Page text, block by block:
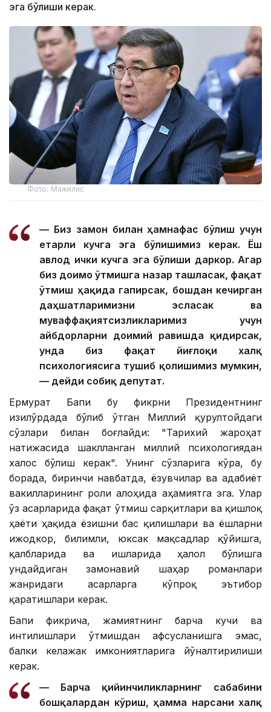
эга бўлиши керак.
Фото: Мажилис
— Биз замон билан ҳамнафас бўлиш учун
етарли кучга эга бўлишимиз керак. Ёш
авлод ички кучга эга бўлиши даркор. Агар
биз доимо ўтмишга назар ташласак, фақат
ўтмиш ҳақида гапирсак, бошдан кечирган
даҳшатларимизни эсласак ва
муваффақиятсизликларимиз учун
айбдорларни доимий равишда қидирсак,
унда биз фақат йиғлоқи халқ
психологиясига тушиб қолишимиз мумкин,
— дейди собиқ депутат.
Ермурат Бапи бу фикрни Президентнинг
Қизилўрдада бўлиб ўтган Миллий қурултойдаги
сўзлари билан боғлайди: "Тарихий жароҳат
натижасида шаклланган миллий психологиядан
халос бўлиш керак". Унинг сўзларига кўра, бу
борада, биринчи навбатда, ёзувчилар ва адабиёт
вакилларининг роли алоҳида аҳамиятга эга. Улар
ўз асарларида фақат ўтмиш сарқитлари ва қишлоқ
ҳаёти ҳақида ёзишни бас қилишлари ва ёшларни
ижодкор, билимли, юксак мақсадлар қўйишга,
қалбларида ва ишларида ҳалол бўлишга
ундайдиган замонавий шаҳар романлари
жанридаги асарларга кўпроқ эътибор
қаратишлари керак.
Бапи фикрича, жамиятнинг барча кучи ва
интилишлари ўтмишдан афсусланишга эмас,
балки келажак имкониятларига йўналтирилиши
керак.
— Барча қийинчиликларнинг сабабини
бошқалардан кўриш, ҳамма нарсани халқ